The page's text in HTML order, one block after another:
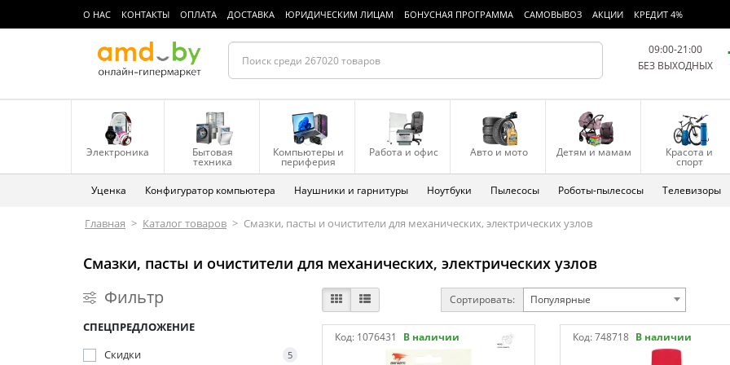
О НАС КОНТАКТЫ ОПЛАТА ДОСТАВКА ЮРИДИЧЕСКИМ ЛИЦАМ БОНУСНАЯ ПРОГРАММА САМОВЫВОЗ АКЦИИ КРЕДИТ 4%
09:00-21:00
БЕЗ ВЫХОДНЫХ
Электроника Бытовая
техника
Компьютеры и
периферия
Работа и офис Авто и мото Детям и мамам Красота и
спорт
Уценка Конфигуратор компьютера Наушники и гарнитуры Ноутбуки Пылесосы Роботы-пылесосы Телевизоры
Главная > Каталог товаров > Смазки, пасты и очистители для механических, электрических узлов
Смазки, пасты и очистители для механических, электрических узлов
Фильтр
СПЕЦПРЕДЛОЖЕНИЕ
Скидки
5
Сортировать: Популярные
Код: 1076431 В наличии Код:748718 В наличии